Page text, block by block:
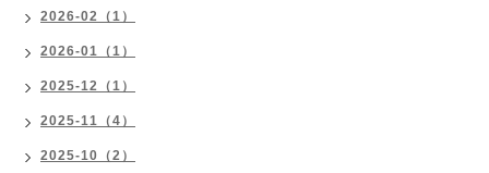
2026-02（1）
2026-01（1）
2025-12（1）
2025-11（4）
2025-10（2）